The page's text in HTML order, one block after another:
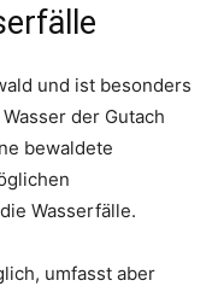
und ist besonders
der Gutach
bewaldete
Wasserfälle.
umfasst aber